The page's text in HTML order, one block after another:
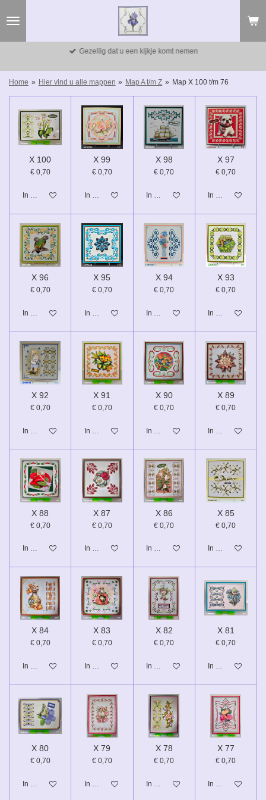
direct
Gezellig dat u een kijkje komt nemen
Home » Hier vind u alle mappen » Map A t/m Z » Map X 100 t/m 76
X 100
€ 0,70
In winkelwagen
X 99
€ 0,70
In winkelwagen
X 98
€ 0,70
In winkelwagen
X 97
€ 0,70
In winkelwagen
X 96
€ 0,70
In winkelwagen
X 95
€ 0,70
In winkelwagen
X 94
€ 0,70
In winkelwagen
X 93
€ 0,70
In winkelwagen
X 92
€ 0,70
In winkelwagen
X 91
€ 0,70
In winkelwagen
X 90
€ 0,70
In winkelwagen
X 89
€ 0,70
In winkelwagen
X 88
€ 0,70
In winkelwagen
X 87
€ 0,70
In winkelwagen
X 86
€ 0,70
In winkelwagen
X 85
€ 0,70
In winkelwagen
X 84
€ 0,70
In winkelwagen
X 83
€ 0,70
In winkelwagen
X 82
€ 0,70
In winkelwagen
X 81
€ 0,70
In winkelwagen
X 80
€ 0,70
In winkelwagen
X 79
€ 0,70
In winkelwagen
X 78
€ 0,70
In winkelwagen
X 77
€ 0,70
In winkelwagen